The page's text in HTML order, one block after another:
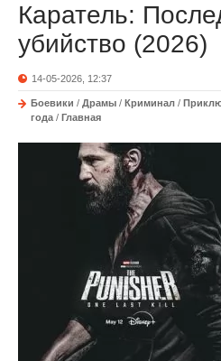
Каратель:
убийство (2026)
14-05-2026, 12:37
Боевики / Драмы / Криминал /
года / Главная